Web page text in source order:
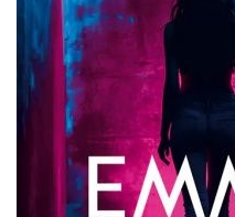
RECENZJE
DO CZYTANIA
NA EKRANIE
KONTAKT